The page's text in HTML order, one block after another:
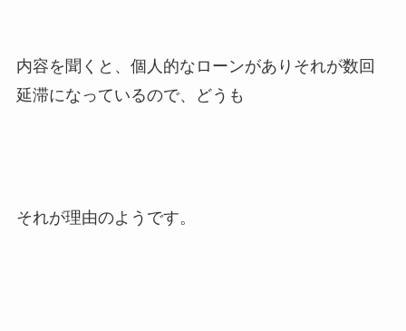
内容を聞くと、個人的なローンがありそれが数回
延滞になっているので、どうも
それが理由のようです。